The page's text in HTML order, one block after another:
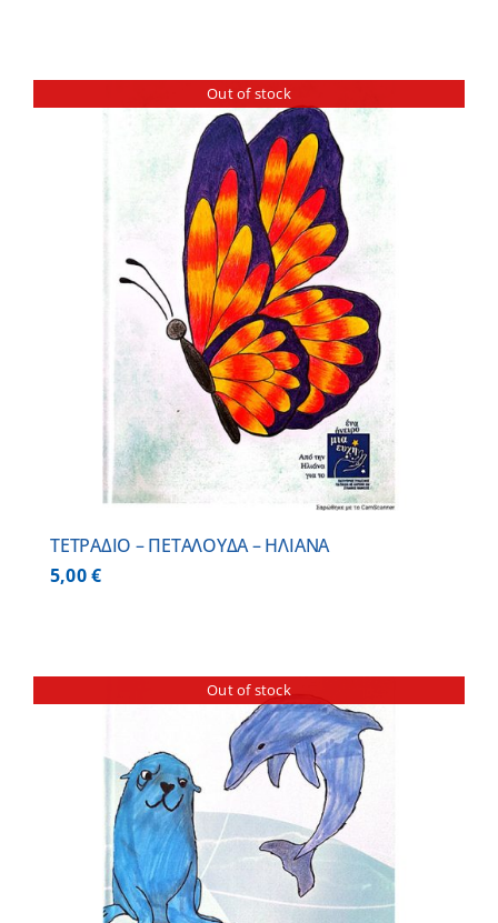
Out of stock
ΤΕΤΡΑΔΙΟ – ΠΕΤΑΛΟΥΔΑ – ΗΛΙΑΝΑ
5,00€
Out of stock